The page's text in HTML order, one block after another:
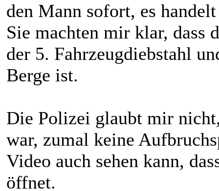
den Mann sofort, es
Sie machten mir klar, dass
der 5. Fahrzeugdiebstahl
Berge ist.
Die Polizei glaubt mir
war, zumal keine
Video auch sehen kann,
öffnet.